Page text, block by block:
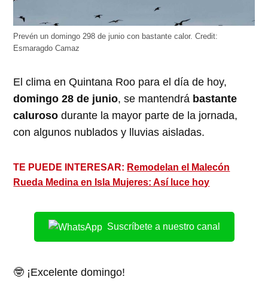
Prevén un domingo 298 de junio con bastante calor.Credit:
Esmaragdo Camaz
El clima en Quintana Roo para el día de hoy,
domingo 28 de junio, se mantendrá bastante
caluroso durante la mayor parte de la jornada,
con algunos nublados y lluvias aisladas.
TE PUEDE INTERESAR: Remodelan el Malecón
Rueda Medina en Isla Mujeres: Así luce hoy
Suscríbete a nuestro canal
🤓 ¡Excelente domingo!